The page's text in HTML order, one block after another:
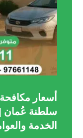
أسعار
سلطنة عُمان |
الخدمة